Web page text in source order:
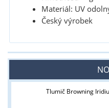
Materiál: UV
Český výrobek
Tlumič Browning